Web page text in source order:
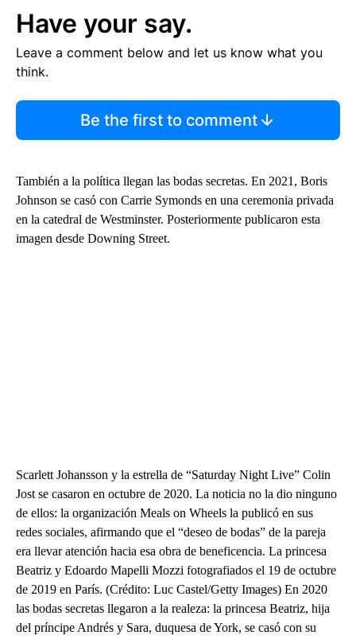
Have your say.
Leave a comment below and let us know what you
think.
Be the first to comment
También a la política llegan las bodas secretas. En 2021, Boris
Johnson se casó con Carrie Symonds en una ceremonia privada
en la catedral de Westminster. Posteriormente publicaron esta
imagen desde Downing Street.
Scarlett Johansson y la estrella de “Saturday Night Live” Colin
Jost se casaron en octubre de 2020. La noticia no la dio ninguno
de ellos: la organización Meals on Wheels la publicó en sus
redes sociales, afirmando que el “deseo de bodas” de la pareja
era llevar atención hacia esa obra de beneficencia. La princesa
Beatriz y Edoardo Mapelli Mozzi fotografiados el 19 de octubre
de 2019 en París. (Crédito: Luc Castel/Getty Images) En 2020
las bodas secretas llegaron a la realeza: la princesa Beatriz, hija
del príncipe Andrés y Sara, duquesa de York, se casó con su